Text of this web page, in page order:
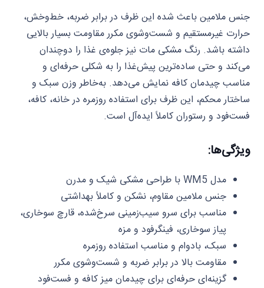
جنس ملامین باعث شده این ظرف در برابر ضربه، خط‌وخش،
حرارت غیرمستقیم و شست‌وشوی مکرر مقاومت بسیار بالایی
داشته باشد. رنگ مشکی مات نیز جلوه‌ی غذا را دوچندان
می‌کند و حتی ساده‌ترین پیش‌غذا را به شکلی حرفه‌ای و
مناسب چیدمان کافه نمایش می‌دهد. به‌خاطر وزن سبک و
ساختار محکم، این ظرف برای استفاده روزمره در خانه، کافه،
فست‌فود و رستوران کاملاً ایده‌آل است.
ویژگی‌ها:
مدل WM5 با طراحی مشکی شیک و مدرن
جنس ملامین مقاوم، نشکن و کاملاً بهداشتی
مناسب برای سرو سیب‌زمینی سرخ‌شده، قارچ سوخاری،
پیاز سوخاری، فینگر‌فود و مزه
سبک، بادوام و مناسب استفاده روزمره
مقاومت بالا در برابر ضربه و شست‌وشوی مکرر
گزینه‌ای حرفه‌ای برای چیدمان میز کافه و فست‌فود